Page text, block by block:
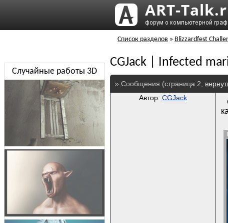
Список разделов » Blizzardfest
CGJack | Infected
» Сообщения (страница 2,
Автор: CGJack
Случайные работы 3D